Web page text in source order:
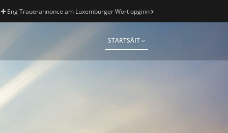
Eng Trauerannonce am Luxemburger Wort opginn
STARTSÄIT